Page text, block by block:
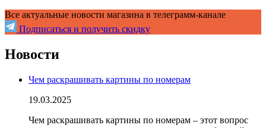
Все актуальные новости магазина в телеграмм-канале
Подписаться и получить скидку
Новости
Чем раскрашивать картины по номерам
19.03.2025
Чем раскрашивать картины по номерам – этот вопрос